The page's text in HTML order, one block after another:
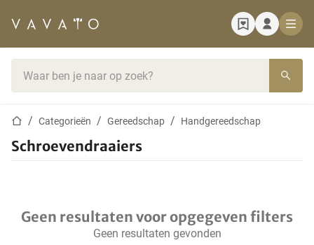
StartpaginaCategorieën Gereedschap Handgereedschap
Schroevendraaiers
Geen resultaten voor opgegeven filters
Geen resultaten gevonden